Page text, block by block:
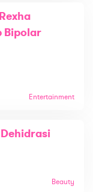
Bipolar
Entertainment
Beauty